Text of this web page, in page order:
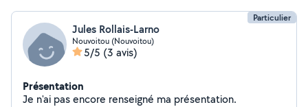
Particulier
Jules Rollais-Larno
Nouvoitou (Nouvoitou)
5/5 (3 avis)
Présentation
Je n'ai pas encore renseigné ma présentation.